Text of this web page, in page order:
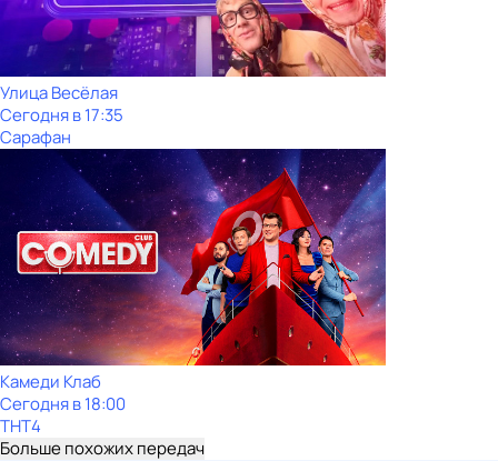
Улица Весёлая
Сегодня в 17:35
Сарафан
Камеди Клаб
Сегодня в 18:00
ТНТ4
Больше похожих передач